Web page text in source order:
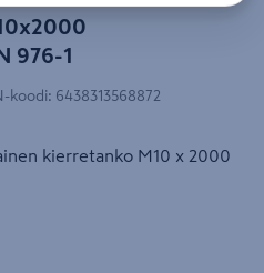
976-1
koodi: 6438313568872
kierretanko M10 x 2000